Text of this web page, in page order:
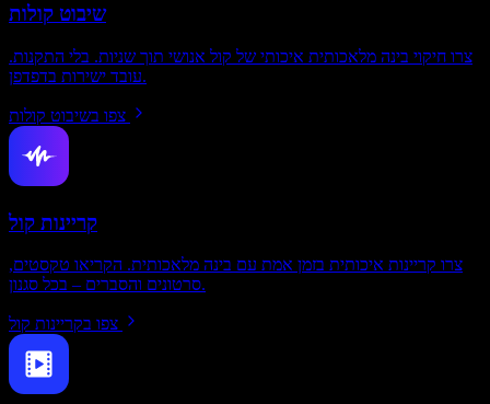
שיבוט קולות
צרו חיקוי בינה מלאכותית איכותי של קול אנושי תוך שניות. בלי התקנות.
עובד ישירות בדפדפן.
צפו בשיבוט קולות
קריינות קול
צרו קריינות איכותית בזמן אמת עם בינה מלאכותית. הקריאו טקסטים,
סרטונים והסברים – בכל סגנון.
צפו בקריינות קול